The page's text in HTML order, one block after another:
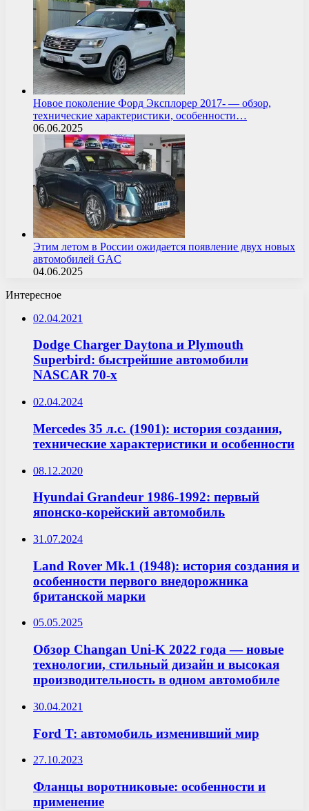
Новое поколение Форд Эксплорер 2017- — обзор,
технические характеристики, особенности…
06.06.2025
Этим летом в России ожидается появление двух новых
автомобилей GAC
04.06.2025
Интересное
02.04.2021
Dodge Charger Daytona и Plymouth
Superbird: быстрейшие автомобили
NASCAR 70-х
02.04.2024
Mercedes 35 л.с. (1901): история создания,
технические характеристики и особенности
08.12.2020
Hyundai Grandeur 1986-1992: первый
японско-корейский автомобиль
31.07.2024
Land Rover Mk.1 (1948): история создания и
особенности первого внедорожника
британской марки
05.05.2025
Обзор Changan Uni-K 2022 года — новые
технологии, стильный дизайн и высокая
производительность в одном автомобиле
30.04.2021
Ford T: автомобиль изменивший мир
27.10.2023
Фланцы воротниковые: особенности и
применение